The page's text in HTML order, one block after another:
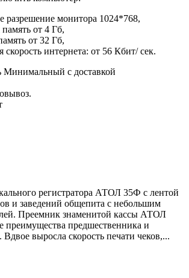
разрешение монитора 1024*768,
от 4 Гб,
от 32 Гб,
скорость интернета: от 56 Кбит/ сек.
с доставкой
регистратора АТОЛ 35Ф с лентой
и заведений общепита с небольшим
Преемник знаменитой кассы АТОЛ
преимущества предшественника и
выросла скорость печати чеков,...